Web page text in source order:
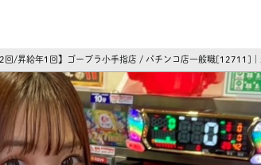
2回/昇給年1回】ゴープラ小手指店 / パチンコ店一般職[12711]